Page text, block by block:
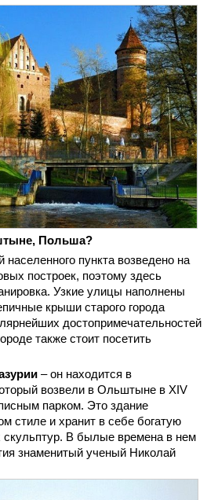
Польша?
пункта возведено на
построек, поэтому здесь
Узкие улицы наполнены
крыши старого города
достопримечательностей
также стоит посетить
– он находится в
возвели в Ольштыне в XIV
парком. Это здание
стиле и хранит в себе богатую
скульптур. В былые времена в нем
знаменитый ученый Николай